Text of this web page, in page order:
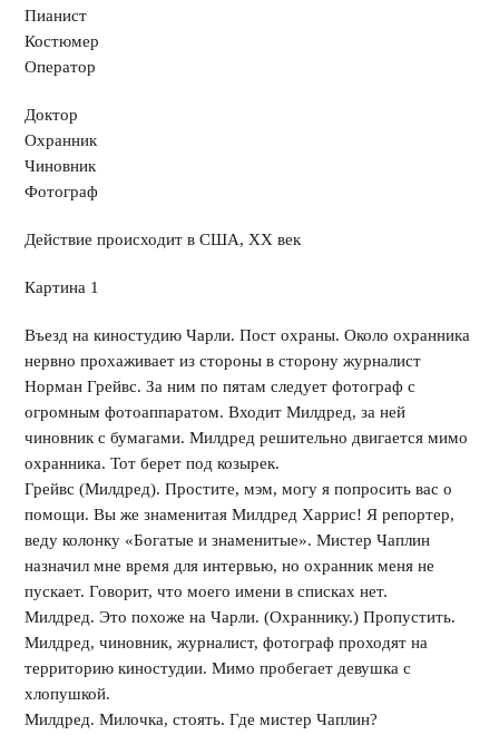
Пианист
Костюмер
Оператор
Доктор
Охранник
Чиновник
Фотограф
Действие происходит в США, XX век
Картина 1
Въезд на киностудию Чарли. Пост охраны. Около охранника
нервно прохаживает из стороны в сторону журналист
Норман Грейвс. За ним по пятам следует фотограф с
огромным фотоаппаратом. Входит Милдред, за ней
чиновник с бумагами. Милдред решительно двигается мимо
охранника. Тот берет под козырек.
Грейвс (Милдред). Простите, мэм, могу я попросить вас о
помощи. Вы же знаменитая Милдред Харрис! Я репортер,
веду колонку «Богатые и знаменитые». Мистер Чаплин
назначил мне время для интервью, но охранник меня не
пускает. Говорит, что моего имени в списках нет.
Милдред. Это похоже на Чарли. (Охраннику.) Пропустить.
Милдред, чиновник, журналист, фотограф проходят на
территорию киностудии. Мимо пробегает девушка с
хлопушкой.
Милдред. Милочка, стоять. Где мистер Чаплин?